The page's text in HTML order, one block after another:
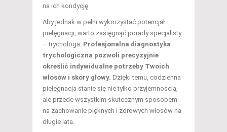
na ich kondycję.
Aby jednak w pełni wykorzystać potencjał
pielęgnacji, warto zasięgnąć porady specjalisty
– trychologa. Profesjonalna diagnostyka
trychologiczna pozwoli precyzyjnie
określić indywidualne potrzeby Twoich
włosów i skóry głowy. Dzięki temu, codzienna
pielęgnacja stanie się nie tylko przyjemnością,
ale przede wszystkim skutecznym sposobem
na zachowanie pięknych i zdrowych włosów na
długie lata.